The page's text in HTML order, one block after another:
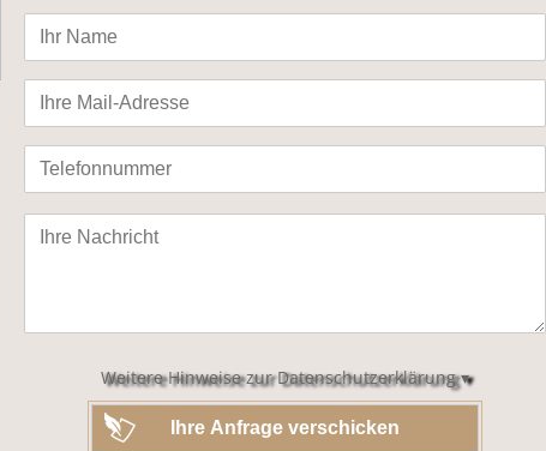
Bitte
lasse
leer.
Weitere Hinweise zur Datenschutzerklärung ▾